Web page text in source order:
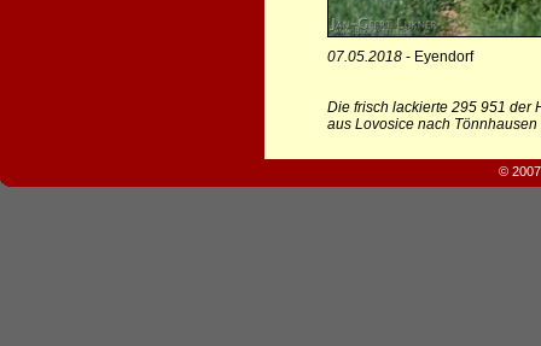
07.05.2018- Eyendorf
Die frisch lackierte 295 951 der
aus Lovosice nach Tönnhausen
©